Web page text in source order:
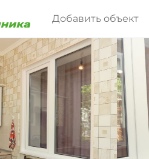
Добавить объект